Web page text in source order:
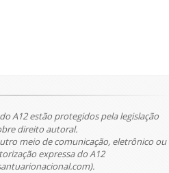
A12 estão protegidos pela legislação
direito autoral.
meio de comunicação, eletrônico ou
expressa do A12